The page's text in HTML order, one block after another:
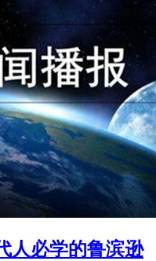
人必学的鲁滨逊